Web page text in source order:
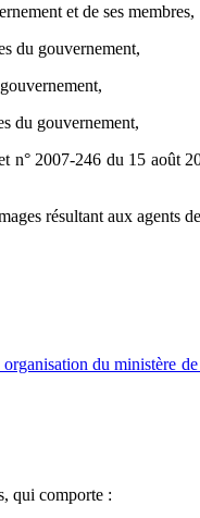
et de ses membres,
du gouvernement,
du gouvernement,
2007-246 du 15 août
résultant aux agents
du ministère
qui comporte :